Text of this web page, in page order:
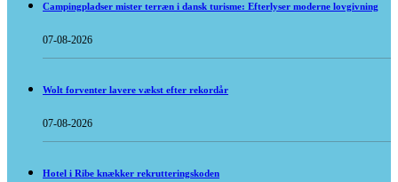
Campingpladser mister terræn i dansk turisme: Efterlyser moderne lovgivning
07-08-2026
Wolt forventer lavere vækst efter rekordår
07-08-2026
Hotel i Ribe knækker rekrutteringskoden